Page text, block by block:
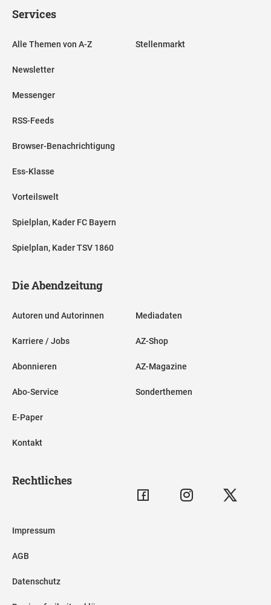
Services
Alle Themen von A-Z
Newsletter
Messenger
RSS-Feeds
Browser-Benachrichtigung
Ess-Klasse
Vorteilswelt
Spielplan, Kader FC Bayern
Spielplan, Kader TSV 1860
Stellenmarkt
Die Abendzeitung
Autoren und Autorinnen
Karriere / Jobs
Abonnieren
Abo-Service
E-Paper
Kontakt
Mediadaten
AZ-Shop
AZ-Magazine
Sonderthemen
Rechtliches
Impressum
AGB
Datenschutz